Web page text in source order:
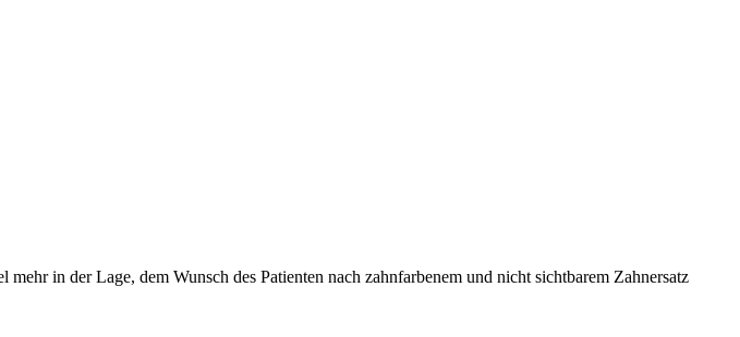
in der Lage, dem Wunsch des Patienten nach zahnfarbenem und nicht sichtbarem Zahnersatz